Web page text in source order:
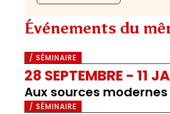
Événements du
/ SÉMINAIRE
28 SEPTEMBRE - 11
Aux sources
/ SÉMINAIRE